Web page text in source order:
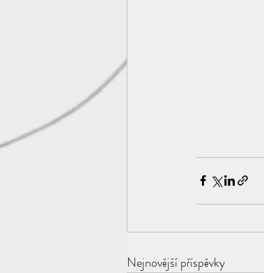
Nejnovější příspěvky